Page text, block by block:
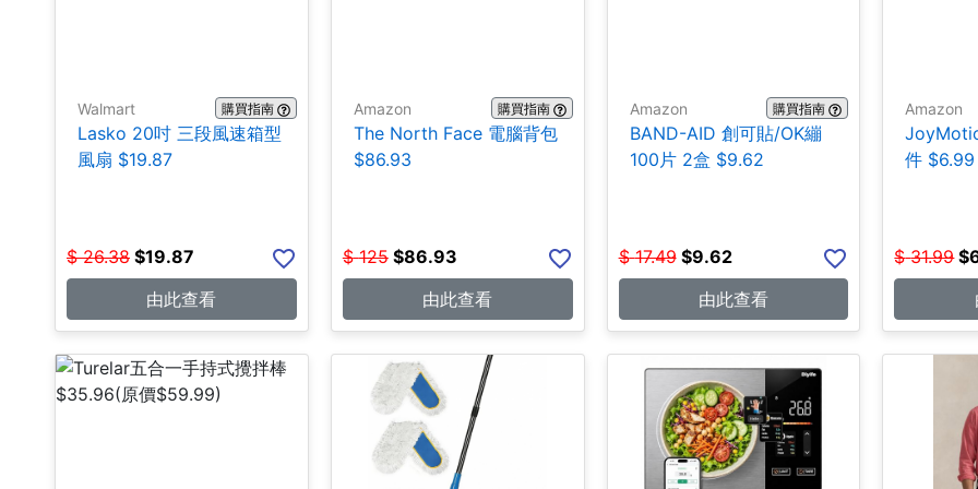
Walmart 購買指南
Lasko 20吋 三段風速箱型
風扇 $19.87
$ 26.38 $19.87
由此查看
Amazon 購買指南
The North Face 電腦背包
$86.93
$ 125 $86.93
由此查看
Amazon 購買指南
BAND-AID 創可貼/OK繃
100片 2盒 $9.62
$ 17.49 $9.62
由此查看
Amazon
件 $6.99
$ 31.99 $